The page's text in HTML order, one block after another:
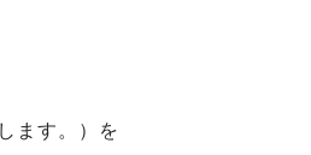
ます。）を